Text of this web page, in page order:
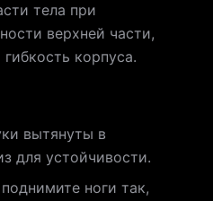
тела при
верхней части,
корпуса.
вытянуты в
для устойчивости.
ноги так,